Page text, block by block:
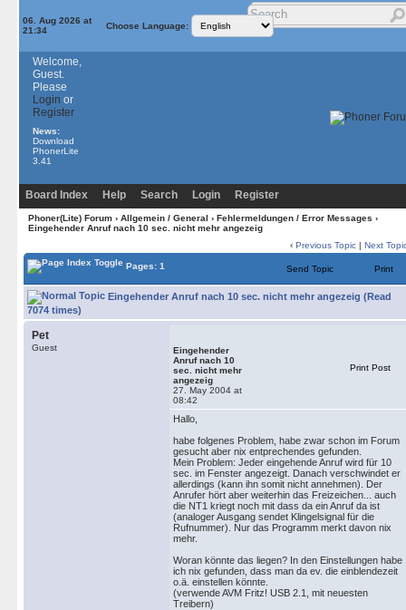
06. Aug 2026 at
21:34
Choose Language:
Welcome,
Guest.
Please
Login or
Register
News:
Download
PhonerLite
3.41
Board Index Help Search Login Register
Phoner(Lite) Forum› Allgemein / General › Fehlermeldungen / Error Messages ›
Eingehender Anruf nach 10 sec. nicht mehr angezeig
‹ Previous Topic | Next
Pages: 1 Send Topic Print
Eingehender Anruf nach 10 sec. nicht mehr angezeig (Read
7074 times)
Pet
Guest
Eingehender
Anruf nach 10
sec. nicht mehr
angezeig
27. May 2004 at
08:42
Print Post
Hallo,
habe folgenes Problem, habe zwar schon im Forum
gesucht aber nix entprechendes gefunden.
Mein Problem: Jeder eingehende Anruf wird für 10
sec. im Fenster angezeigt. Danach verschwindet er
allerdings (kann ihn somit nicht annehmen). Der
Anrufer hört aber weiterhin das Freizeichen... auch
die NT1 kriegt noch mit dass da ein Anruf da ist
(analoger Ausgang sendet Klingelsignal für die
Rufnummer). Nur das Programm merkt davon nix
mehr.
Woran könnte das liegen? In den Einstellungen habe
ich nix gefunden, dass man da ev. die einblendezeit
o.ä. einstellen könnte.
(verwende AVM Fritz! USB 2.1, mit neuesten
Treibern)